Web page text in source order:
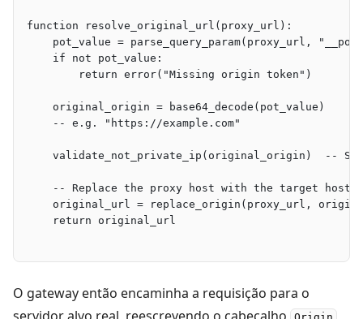
function resolve_original_url(proxy_url):
pot_value = parse_query_param(proxy_url,
    if not pot_value:
        return error("Missing origin token")
    original_origin = base64_decode(pot_value)
    -- e.g. "https://example.com"
validate_not_private_ip(original_origin)  --
-- Replace the proxy host with the target host,
original_url = replace_origin(proxy_url,
    return original_url
O gateway então encaminha a requisição para o